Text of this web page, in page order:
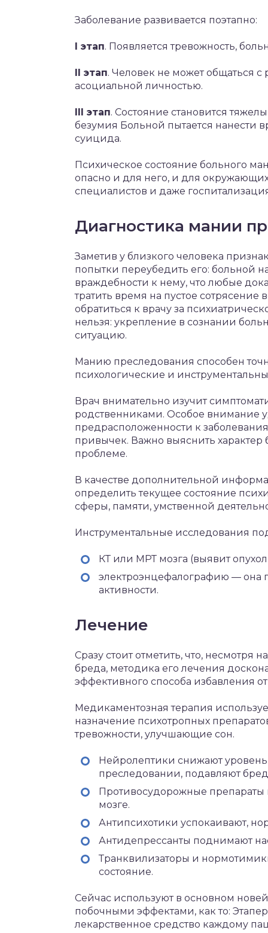
Заболевание развивается поэтапно:
I этап. Появляется тревожность,
II этап. Человек не может общаться с
асоциальной личностью.
III этап. Состояние становится
безумия Больной пытается нанести
суицида.
Психическое состояние больного
опасно и для него, и для
специалистов и даже
Диагностика мании
Заметив у близкого человека
попытки переубедить его: больной
враждебности к нему, что любые
тратить время на пустое сотрясение
обратиться к врачу за
нельзя: укрепление в сознании
ситуацию.
Манию преследования способен
психологические и
Врач внимательно изучит
родственниками. Особое внимание
предрасположенности к
привычек. Важно выяснить характер
проблеме.
В качестве дополнительной
определить текущее состояние
сферы, памяти, умственной
Инструментальные исследования
КТ или МРТ мозга (выявит
электроэнцефалографию — она
активности.
Лечение
Сразу стоит отметить, что, несмотря
бреда, методика его лечения
эффективного способа избавления
Медикаментозная терапия
назначение психотропных
тревожности, улучшающие сон.
Нейролептики снижают
преследовании, подавляют
Противосудорожные препараты
мозге.
Антипсихотики успокаивают,
Антидепрессанты поднимают
Транквилизаторы и
состояние.
Сейчас используют в основном
побочными эффектами, как то:
лекарственное средство каждому